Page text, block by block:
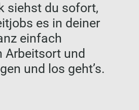
siehst du sofort,
es in deiner
einfach
Arbeitsort und
und los geht’s.